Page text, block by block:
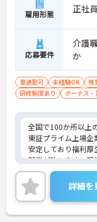
【チームでの情報
業務に取り組める体
・毎朝スタッフ全
の体調や業務連絡
ます。
・多職種連携で職種
もと、困った時も
す。
に安定して働ける環
・残業は少なく、年
得できることで、心
す。
・定年65歳以降も
あり、退職金制度
ます。
【一人ひとりの個
ャリアを描ける職場
雇用形態 正社
応募要件
介護
か
車通勤可 未経験OK 残
研修制度あり
ボーナス・
全国で100か所以上
東証プライム上場企
安定しており福利厚
就業が叶いやすい環
また、キャリアパ
浅い方・ブランクが
に取り組んでいた
ご興味ある方には、
詳細をお話しいた
詳細を